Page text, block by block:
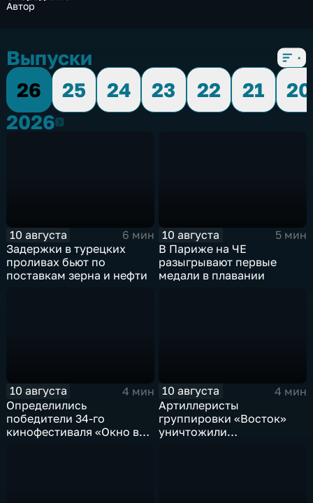
Автор
Выпуски
26
25 24 23 22 21
20
20262026
10 августа
6 мин
Задержки в турецких
проливах бьют по
поставкам зерна и нефти
10 августа
5 мин
В Париже на ЧЕ
разыгрывают первые
медали в плавании
10 августа
4 мин
Определились
победители 34-го
кинофестиваля «Окно в
10 августа
4 мин
Артиллеристы
группировки «Восток»
уничтожили